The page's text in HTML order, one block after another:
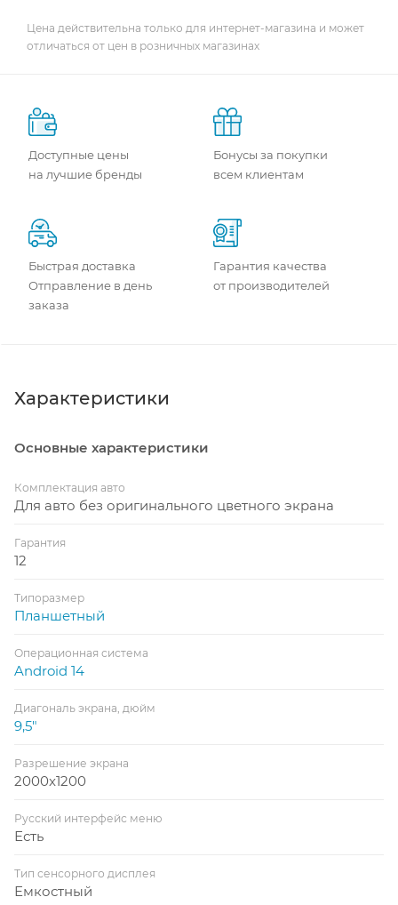
Цена действительна только для интернет-магазина и может
отличаться от цен в розничных магазинах
Доступные цены
на лучшие бренды
Бонусы за покупки
всем клиентам
Быстрая доставка
Отправление в день
заказа
Гарантия качества
от производителей
Характеристики
Основные характеристики
Комплектация авто
Для авто без оригинального цветного экрана
Гарантия
12
Типоразмер
Планшетный
Операционная система
Android 14
Диагональ экрана, дюйм
9,5"
Разрешение экрана
2000x1200
Русский интерфейс меню
Есть
Тип сенсорного дисплея
Емкостный